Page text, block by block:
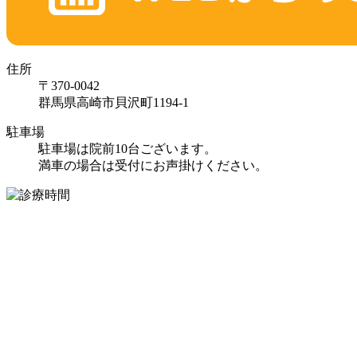
住所
〒370-0042
群馬県高崎市貝沢町1194-1
駐車場
駐車場は院前10台ございます。
満車の場合は受付にお声掛けください。